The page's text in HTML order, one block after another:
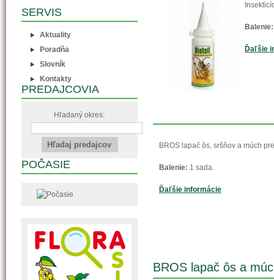
Balenie:
Ďaľšie
BROS lapač ôs, sršňov a múch
Balenie: 1 sada.
Ďaľšie informácie
BROS lapač ôs a
SERVIS
Aktuality
Poradňa
Slovník
Kontakty
PREDAJCOVIA
Hľadaný okres:
POČASIE